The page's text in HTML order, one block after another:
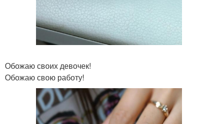
Обожаю своих девочек!
Обожаю свою работу!